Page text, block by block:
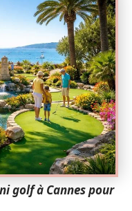
golf à Cannes pour